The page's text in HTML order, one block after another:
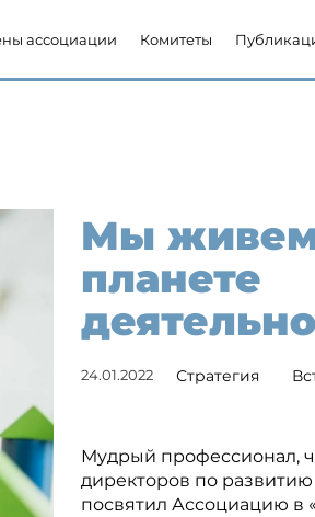
ассоциации Комитеты
Мы
планете
24.01.2022 Стратегия
Мудрый профессионал,
директоров по
посвятил Ассоциацию в